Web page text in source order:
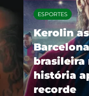
ESPORTES
Kerolin
brasileira
história
recorde